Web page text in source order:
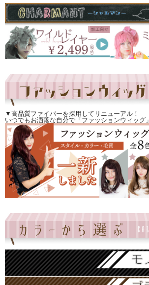
▼高品質ファイバーを採用してリニューアル！
いつでもお洒落な自分で「ファッションウィッグ」